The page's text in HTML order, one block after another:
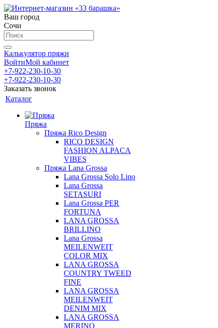
Ваш город
Сочи
Калькулятор пряжи
ВойтиМой кабинет
+7-922-230-10-30
+7-922-230-10-30
Заказать звонок
Каталог
Пряжа
Пряжа Rico Design
RICO DESIGN
FASHION ALPACA
VIBES
Пряжа Lana Grossa
Lana Grossa Solo Lino
Lana Grossa
SETASURI
Lana Grossa PER
FORTUNA
LANA GROSSA
BRILLINO
Lana Grossa
MEILENWEIT
COLOR MIX
LANA GROSSA
COUNTRY TWEED
FINE
LANA GROSSA
MEILENWEIT
DENIM MIX
LANA GROSSA
MERINO